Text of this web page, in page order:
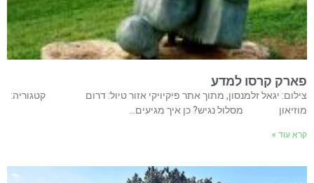
פארק קרסו למדע
צילום: יגאל זלמנסון, מתוך אתר פיקיויקי אזור טיול: דרום קטגוריה:
מוזיאון מסלול נגיש? כן איך מגיעים…
קרא עוד »